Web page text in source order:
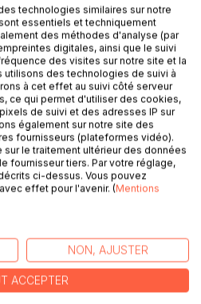
AU PANIER
qui nous chahute et le recours
âpreté. La force des mots
technologies similaires sur notre
essentiels et techniquement
des méthodes d'analyse (par
digitales, ainsi que le suivi
des visites sur notre site et la
utilisons des technologies de suivi à
à cet effet au suivi côté serveur
ce qui permet d'utiliser des cookies,
de suivi et des adresses IP sur
également sur notre site des
fournisseurs (plateformes vidéo).
le traitement ultérieur des données
fournisseur tiers. Par votre réglage,
ci-dessus. Vous pouvez
effet pour l'avenir. (Mentions
NON, AJUSTER
ACCEPTER